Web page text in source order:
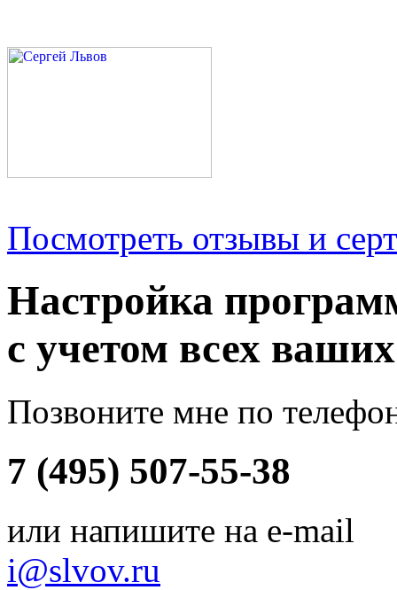
Посмотреть отзывы и
Настройка
с учетом всех
Позвоните мне по
7 (495) 507-55-38
или напишите на e-mail
i@slvov.ru